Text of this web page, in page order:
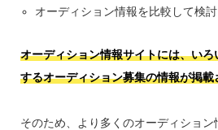
オーディション情報を比較して検
オーディション情報サイトには、い
するオーディション募集の情報が掲載
そのため、より多くのオーディション